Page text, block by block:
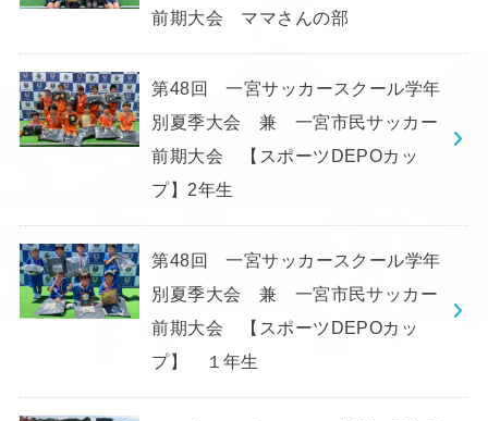
前期大会 ママさんの部
第48回 一宮サッカースクール学年
別夏季大会 兼 一宮市民サッカー
前期大会 【スポーツDEPOカッ
プ】2年生
第48回 一宮サッカースクール学年
別夏季大会 兼 一宮市民サッカー
前期大会 【スポーツDEPOカッ
プ】 １年生